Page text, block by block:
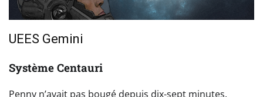
UEES Gemini
Système Centauri
Penny n’avait pas bougé depuis dix-sept minutes.